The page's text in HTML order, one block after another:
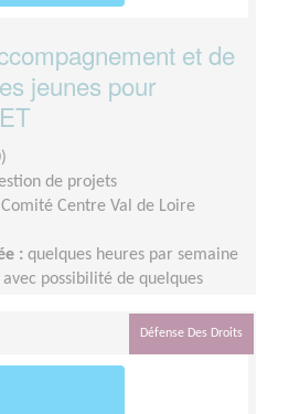
et de
jeunes pour
de projets
Comité Centre Val de Loire
: quelques heures par semaine
possibilité de quelques
Défense Des Droits